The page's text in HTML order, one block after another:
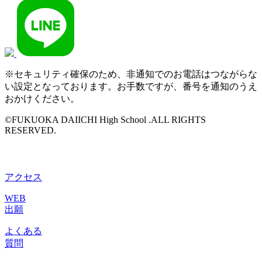
※セキュリティ確保のため、非通知でのお電話はつながらな
い設定となっております。お手数ですが、番号を通知のうえ
おかけください。
©FUKUOKA DAIICHI High School .ALL RIGHTS
RESERVED.
アクセス
WEB
出願
よくある
質問